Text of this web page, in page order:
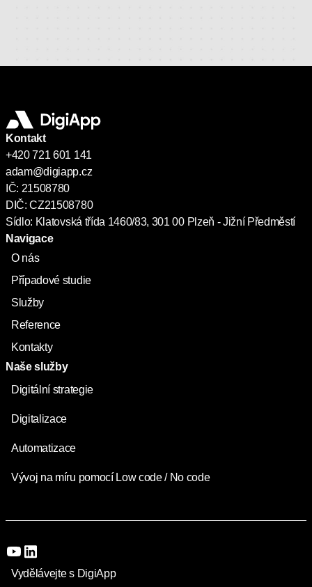
Kontakt
+420 721 601 141
adam@digiapp.cz
IČ: 21508780
DIČ: CZ21508780
Sídlo: Klatovská třída 1460/83, 301 00 Plzeň - Jižní Předměstí
Navigace
O nás
Případové studie
Služby
Reference
Kontakty
Naše služby
Digitální strategie
Digitalizace
Automatizace
Vývoj na míru pomocí Low code / No code
Vydělávejte s DigiApp